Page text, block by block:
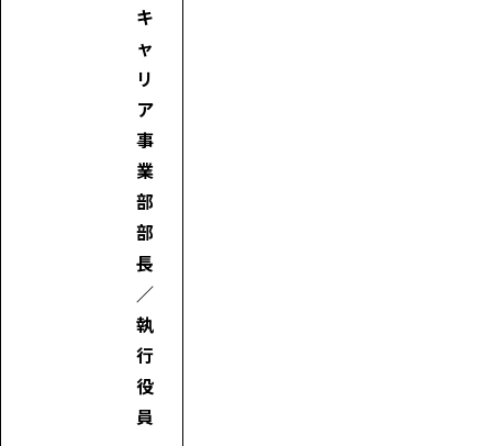
キ
ャ
リ
ア
事
業
部
部
長
／
執
行
役
員